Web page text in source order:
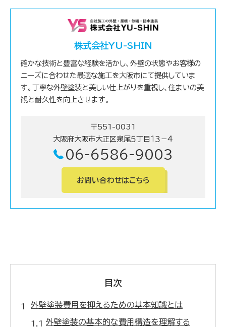
株式会社YU-SHIN
確かな技術と豊富な経験を活かし、外壁の状態やお客様の
ニーズに合わせた最適な施工を大阪市にて提供していま
す。丁寧な外壁塗装と美しい仕上がりを重視し、住まいの美
観と耐久性を向上させます。
〒551-0031
大阪府大阪市大正区泉尾５丁目１３－４
06-6586-9003
お問い合わせはこちら
目次
外壁塗装費用を抑えるための基本知識とは
外壁塗装の基本的な費用構造を理解する